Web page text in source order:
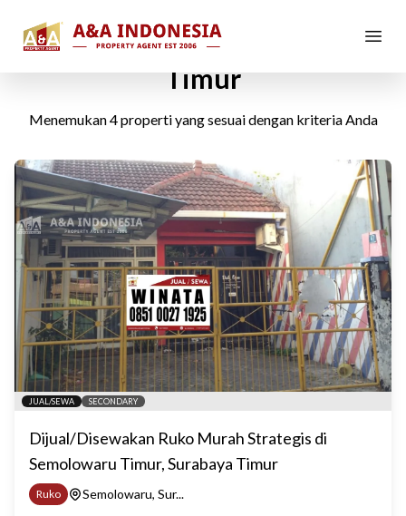
Ruko di Semolowaru, Surabaya
Timur
Menemukan4properti yang sesuai dengan kriteria Anda
JUAL/SEWA SECONDARY
Dijual/Disewakan Ruko Murah Strategis di
Semolowaru Timur, Surabaya Timur
Ruko
Semolowaru, Sur...